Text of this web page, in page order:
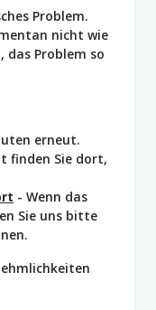
Problem.
nicht wie
Problem so
erneut.
finden Sie dort,
- Wenn das
Sie uns bitte